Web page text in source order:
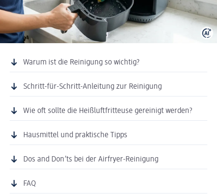
Warum ist die Reinigung so wichtig?
Schritt-für-Schritt-Anleitung zur Reinigung
Wie oft sollte die Heißluftfritteuse gereinigt werden?
Hausmittel und praktische Tipps
Dos and Don’ts bei der Airfryer-Reinigung
FAQ